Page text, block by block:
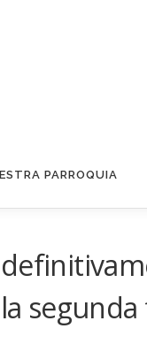
PARROQUIA
segunda